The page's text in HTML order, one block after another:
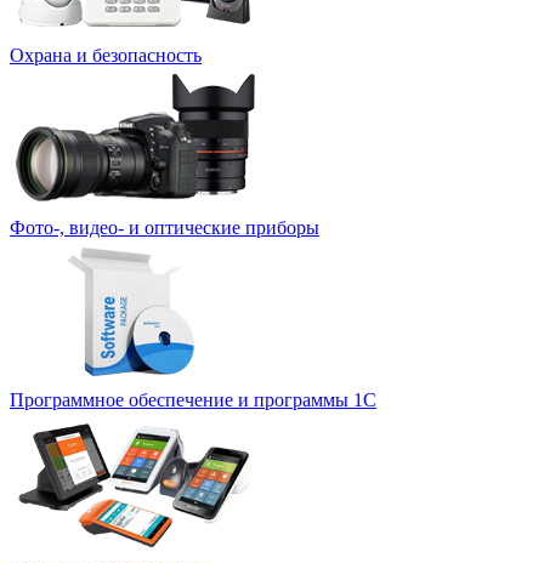
Охрана и безопасность
Фото-, видео- и оптические приборы
Программное обеспечение и программы 1С